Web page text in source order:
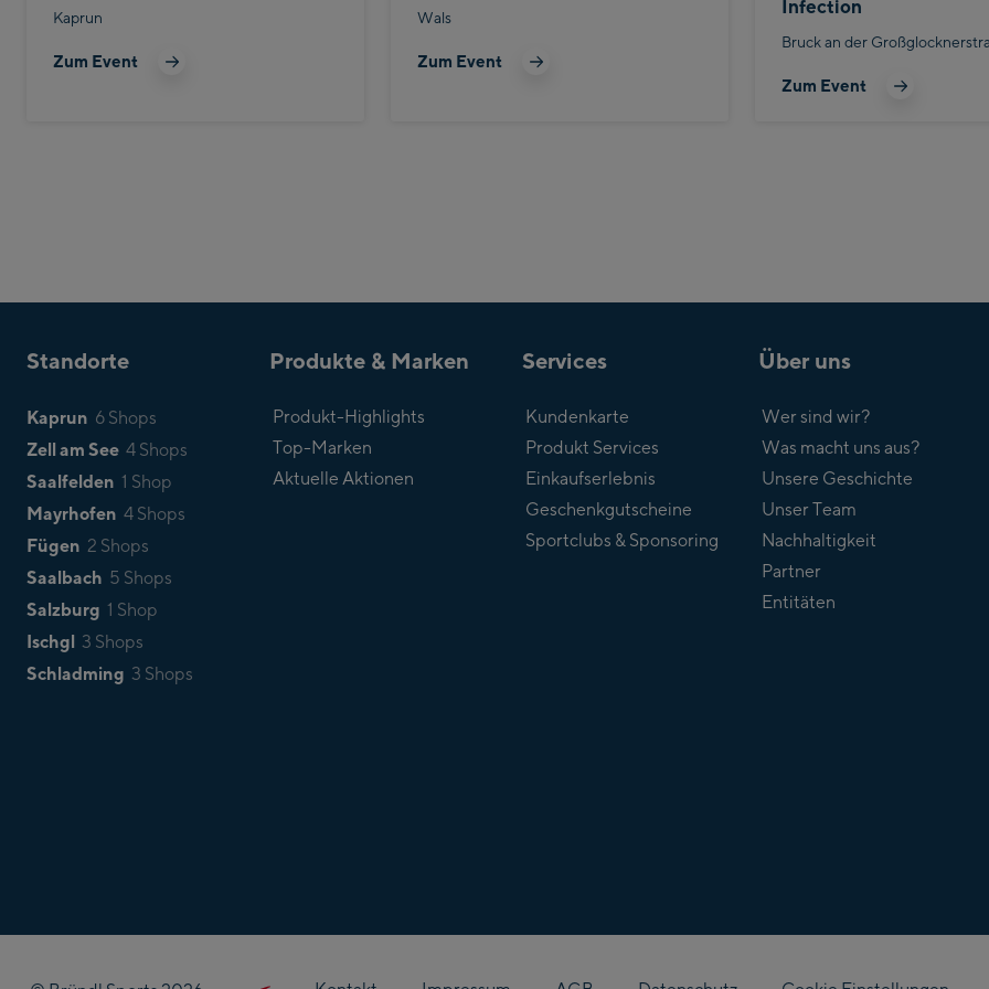
Kaprun
Zum Event
Wals
Zum Event
Infection
Bruck an der
Zum Event
Standorte
Kaprun 6 Shops
Zell am See 4 Shops
Saalfelden 1 Shop
Mayrhofen 4 Shops
Fügen 2 Shops
Saalbach 5 Shops
Salzburg 1 Shop
Ischgl 3 Shops
Schladming 3 Shops
Produkte & Marken
Produkt-Highlights
Top-Marken
Aktuelle Aktionen
Services
Kundenkarte
Produkt Services
Einkaufserlebnis
Geschenkgutscheine
Sportclubs & Sponsoring
Über uns
Wer sind wir?
Was macht uns aus?
Unsere Geschichte
Unser Team
Nachhaltigkeit
Partner
Entitäten